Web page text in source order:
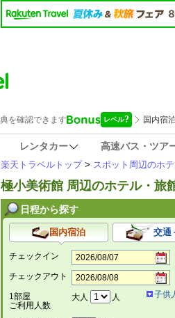
レンタカー 高速バス・ツア
楽天トラベルトップ> スポット周辺のホ
極小美術館 周辺のホテル・旅
日程から探す
国内宿泊 交通
チェックイン
チェックアウト
1部屋
ご利用人数
大人 人 子供